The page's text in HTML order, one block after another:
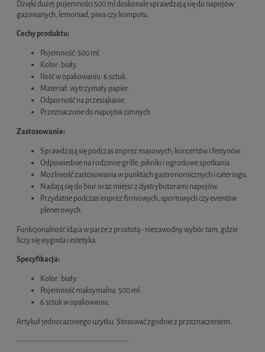
Dzięki dużej pojemności 500 ml doskonale sprawdzają się do napojów
gazowanych, lemoniad, piwa czy kompotu.
Cechy produktu:
Pojemność: 500 ml.
Kolor: biały.
Ilość w opakowaniu: 6 sztuk.
Materiał: wytrzymały papier.
Odporność na przesiąkanie.
Przeznaczone do napojów zimnych.
Zastosowanie:
Sprawdzają się podczas imprez masowych, koncertów i festynów.
Odpowiednie na rodzinne grille, pikniki i ogrodowe spotkania.
Możliwość zastosowania w punktach gastronomicznych i cateringu.
Nadają się do biur oraz miejsc z dystrybutorami napojów.
Przydatne podczas imprez firmowych, sportowych czy eventów
plenerowych.
Funkcjonalność idąca w parze z prostotą - niezawodny wybór tam, gdzie
liczy się wygoda i estetyka.
Specyfikacja:
Kolor: biały.
Pojemność maksymalna: 500 ml.
6 sztuk w opakowaniu.
Artykuł jednorazowego użytku. Stosować zgodnie z przeznaczeniem.
- - - - - - - - - - - - - - - - - - - - - - - - - - - - - - - -